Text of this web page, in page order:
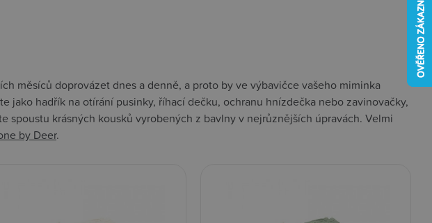
měsíců doprovázet dnes a denně, a proto by ve výbavičce vašeho miminka
jako hadřík na otírání pusinky, říhací dečku, ochranu hnízdečka nebo zavinovačky,
spoustu krásných kousků vyrobených z bavlny v nejrůznějších úpravách. Velmi
by Deer.